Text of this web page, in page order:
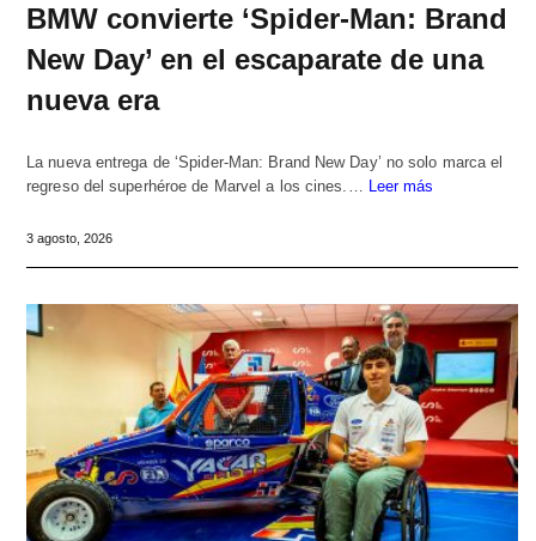
BMW convierte ‘Spider-Man: Brand
New Day’ en el escaparate de una
nueva era
La nueva entrega de ‘Spider-Man: Brand New Day’ no solo marca el
regreso del superhéroe de Marvel a los cines.… Leer más
3 agosto, 2026